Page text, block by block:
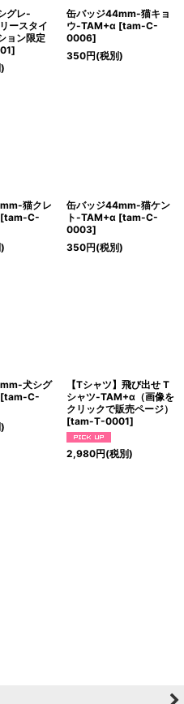
グレ-
ースタイ
ョン限定
]
缶バッジ44mm-猫キョ
ウ-TAM+α [tam-C-
0006]
350円(税別)
猫クレ
[tam-C-
缶バッジ44mm-猫ケン
ト-TAM+α [tam-C-
0003]
350円(税別)
犬シグ
[tam-C-
【Tシャツ】飛び出せ T
シャツ-TAM+α（画像を
クリックで販売ページ）
[tam-T-0001]
2,980円(税別)